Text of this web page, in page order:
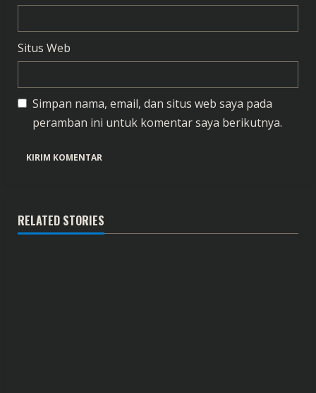
Situs Web
Simpan nama, email, dan situs web saya pada
peramban ini untuk komentar saya berikutnya.
RELATED STORIES